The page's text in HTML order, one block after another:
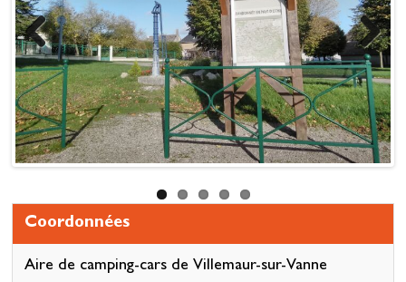
Previous Next
Coordonnées
Aire de camping-cars de Villemaur-sur-Vanne